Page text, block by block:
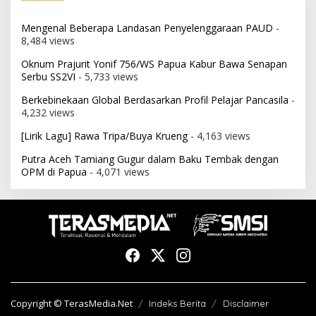
Mengenal Beberapa Landasan Penyelenggaraan PAUD -
8,484 views
Oknum Prajurit Yonif 756/WS Papua Kabur Bawa Senapan
Serbu SS2VI - 5,733 views
Berkebinekaan Global Berdasarkan Profil Pelajar Pancasila -
4,232 views
[Lirik Lagu] Rawa Tripa/Buya Krueng- 4,163 views
Putra Aceh Tamiang Gugur dalam Baku Tembak dengan
OPM di Papua - 4,071 views
Copyright © TerasMedia.Net Indeks Berita Disclaimer